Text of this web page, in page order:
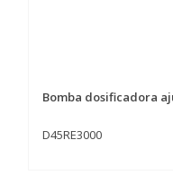
Bomba dosificadora
D45RE3000